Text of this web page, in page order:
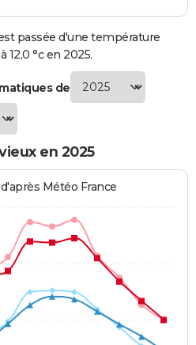
passée d'une température
12,0 °c en 2025.
de
en 2025
Météo France